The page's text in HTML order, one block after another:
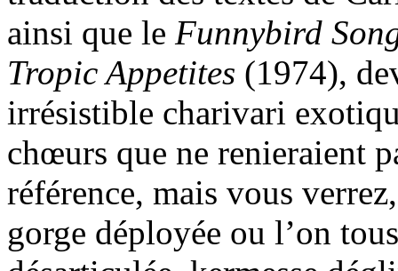
ainsi que le Funnybird
Tropic Appetites (1974),
irrésistible charivari
chœurs que ne renieraient
référence, mais vous
gorge déployée ou l’on